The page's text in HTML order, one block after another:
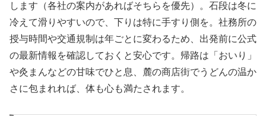
します（各社の案内があればそちらを優先）。石段は冬に
冷えて滑りやすいので、下りは特に手すり側を。社務所の
授与時間や交通規制は年ごとに変わるため、出発前に公式
の最新情報を確認しておくと安心です。帰路は「おいり」
や灸まんなどの甘味でひと息、麓の商店街でうどんの温か
さに包まれれば、体も心も満たされます。